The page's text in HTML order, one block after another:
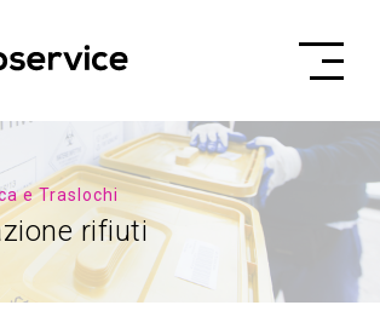
e Traslochi
rifiuti